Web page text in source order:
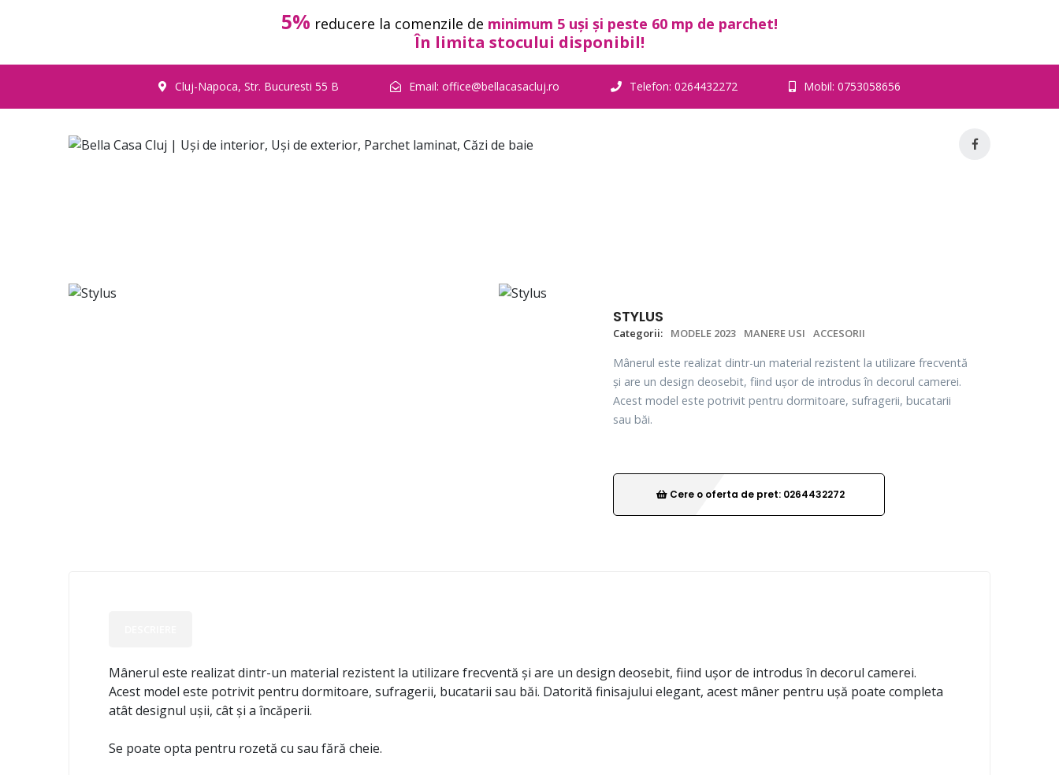
5% reducere la comenzile de minimum 5 uși și peste 60 mp de parchet!
În limita stocului disponibil!
Cluj-Napoca, Str. Bucuresti 55 B Email: office@bellacasacluj.ro Telefon: 0264432272 Mobil: 0753058656
STYLUS
Categorii: MODELE 2023 MANERE USI ACCESORII
Mânerul este realizat dintr-un material rezistent la utilizare frecventă
și are un design deosebit, fiind ușor de introdus în decorul camerei.
Acest model este potrivit pentru dormitoare, sufragerii, bucatarii
sau băi.
Cere o oferta de pret: 0264432272
Mânerul este realizat dintr-un material rezistent la utilizare frecventă și are un design deosebit, fiind ușor de introdus în decorul camerei.
Acest model este potrivit pentru dormitoare, sufragerii, bucatarii sau băi. Datorită finisajului elegant, acest mâner pentru ușă poate completa
atât designul ușii, cât și a încăperii.
Se poate opta pentru rozetă cu sau fără cheie.